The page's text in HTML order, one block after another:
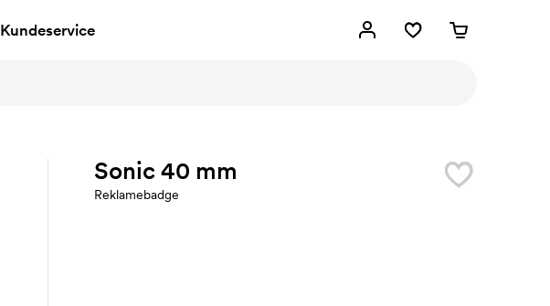
Kundeservice
Sonic 40 mm
Reklamebadge